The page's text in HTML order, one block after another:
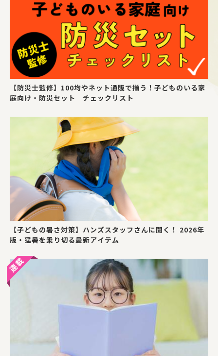
【防災士監修】100均やネット通販で揃う！子どものいる家
庭向け・防災セット チェックリスト
【子どもの暑さ対策】ハンズスタッフさんに聞く！ 2026年
版・猛暑を乗り切る最新アイテム